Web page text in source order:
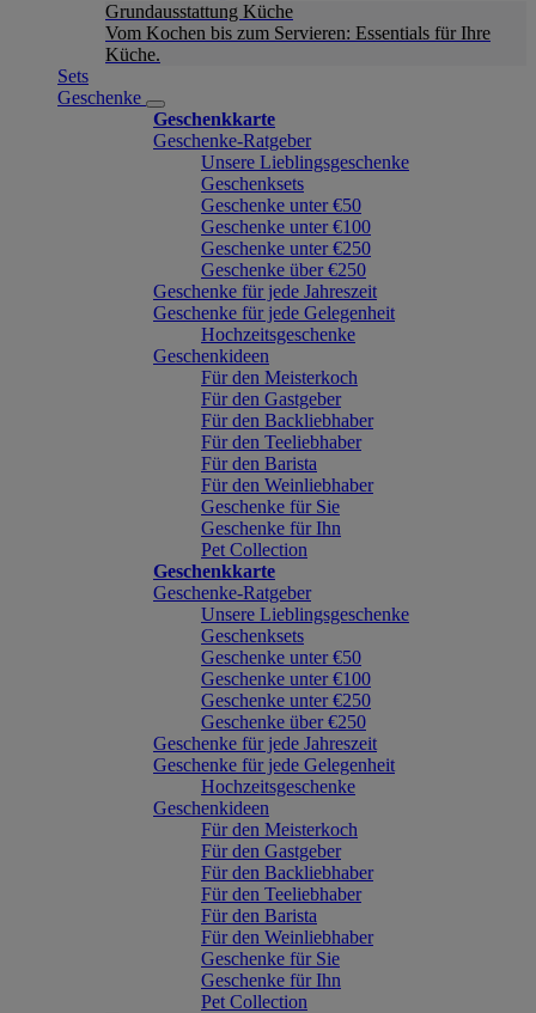
Grundausstattung Küche
Vom Kochen bis zum Servieren: Essentials für Ihre
Küche.
Sets
Geschenke
Geschenkkarte
Geschenke-Ratgeber
Unsere Lieblingsgeschenke
Geschenksets
Geschenke unter €50
Geschenke unter €100
Geschenke unter €250
Geschenke über €250
Geschenke für jede Jahreszeit
Geschenke für jede Gelegenheit
Hochzeitsgeschenke
Geschenkideen
Für den Meisterkoch
Für den Gastgeber
Für den Backliebhaber
Für den Teeliebhaber
Für den Barista
Für den Weinliebhaber
Geschenke für Sie
Geschenke für Ihn
Pet Collection
Geschenkkarte
Geschenke-Ratgeber
Unsere Lieblingsgeschenke
Geschenksets
Geschenke unter €50
Geschenke unter €100
Geschenke unter €250
Geschenke über €250
Geschenke für jede Jahreszeit
Geschenke für jede Gelegenheit
Hochzeitsgeschenke
Geschenkideen
Für den Meisterkoch
Für den Gastgeber
Für den Backliebhaber
Für den Teeliebhaber
Für den Barista
Für den Weinliebhaber
Geschenke für Sie
Geschenke für Ihn
Pet Collection